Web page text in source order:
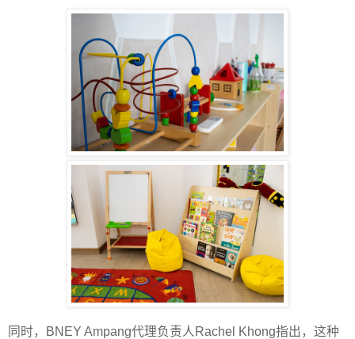
同时， BNEY Ampang代理负责人 Rachel Khong指出，这种